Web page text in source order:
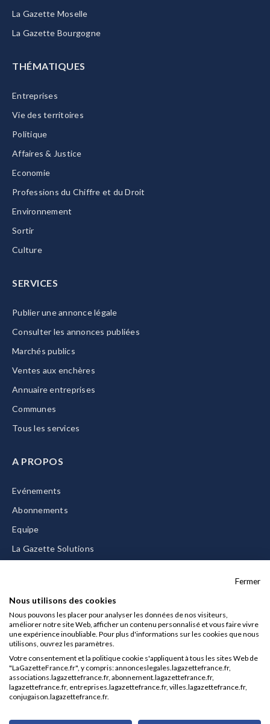
La Gazette Moselle
La Gazette Bourgogne
THÉMATIQUES
Entreprises
Vie des territoires
Politique
Affaires & Justice
Economie
Professions du Chiffre et du Droit
Environnement
Sortir
Culture
SERVICES
Publier une annonce légale
Consulter les annonces publiées
Marchés publics
Ventes aux enchères
Annuaire entreprises
Communes
Tous les services
A PROPOS
Evénements
Abonnements
Equipe
La Gazette Solutions
Mentions légales
CGU/CGV
Données personnelles
Charte sur les cookies
Gérer vos cookies
© 2026 La Gazette France
Fermer
Nous utilisons des cookies
Nous pouvons les placer pour analyser les données de nos visiteurs,
améliorer notre site Web, afficher un contenu personnalisé et vous faire vivre
une expérience inoubliable. Pour plus d'informations sur les cookies que nous
utilisons, ouvrez les paramètres.
Votre consentement et la politique cookie s'appliquent à tous les sites Web de
"LaGazetteFrance.fr", y compris: annonceslegales.lagazettefrance.fr,
associations.lagazettefrance.fr, abonnement.lagazettefrance.fr,
lagazettefrance.fr, entreprises.lagazettefrance.fr, villes.lagazettefrance.fr,
conjugaison.lagazettefrance.fr.